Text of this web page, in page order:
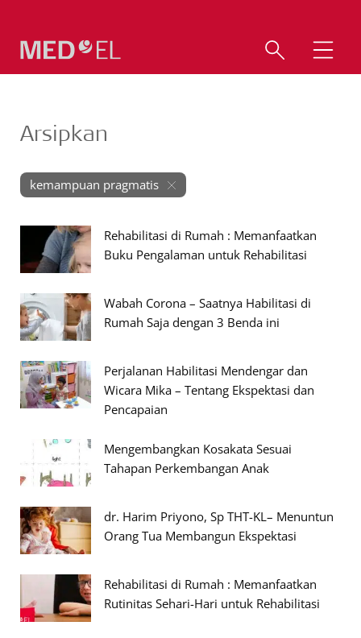
Arsipkan
kemampuan pragmatis
Rehabilitasi di Rumah : Memanfaatkan
Buku Pengalaman untuk Rehabilitasi
Wabah Corona – Saatnya Habilitasi di
Rumah Saja dengan 3 Benda ini
Perjalanan Habilitasi Mendengar dan
Wicara Mika – Tentang Ekspektasi dan
Pencapaian
Mengembangkan Kosakata Sesuai
Tahapan Perkembangan Anak
dr. Harim Priyono, Sp THT-KL– Menuntun
Orang Tua Membangun Ekspektasi
Rehabilitasi di Rumah : Memanfaatkan
Rutinitas Sehari-Hari untuk Rehabilitasi